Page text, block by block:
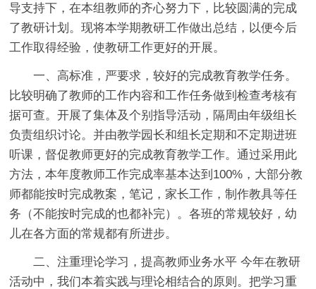
导支持下，在本组教师的齐心努力下，比较圆满的完成
了教研计划。现将本学期教研工作做出总结，以便今后
工作取得经验，使教研工作更好的开展。
一、高标准，严要求，较好的完成教育教学任务。
比较明确了教师的工作内容和工作任务做到检查考核有
据可查。开展了集体及个别指导活动，隔周由年级组长
负责组织讨论。并由教学园长和组长定期和不定期进班
听课，督促教师更好的完成教育教学工作。通过采用此
方法，本年度教师工作完成率基本达到100%，大部分教
师都能按时完成教案，笔记，家长工作，制作教具等任
务（不能按时完成的也都补完）。各班的常规较好，幼
儿在各方面的常规都有所进步。
二、注重理论学习，提高教师业务水平 今年在教研
活动中，我们本着实践与理论相结合的原则。把学习重